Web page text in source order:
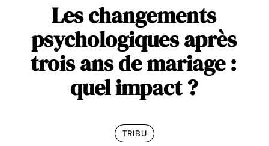
Les changements
psychologiques après
trois ans de mariage :
quel impact ?
TRIBU